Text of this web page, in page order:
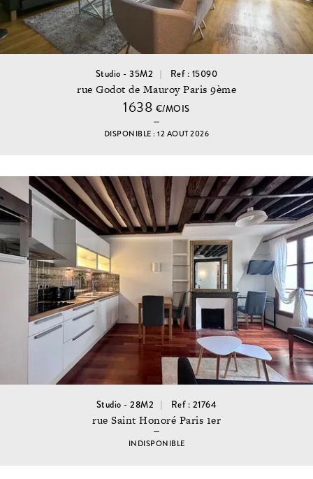
Studio - 35M2 Ref : 15090
rue Godot de Mauroy Paris 9ème
1638 €/MOIS
DISPONIBLE : 12 AOUT 2026
Studio - 28M2 Ref : 21764
rue Saint Honoré Paris 1er
INDISPONIBLE